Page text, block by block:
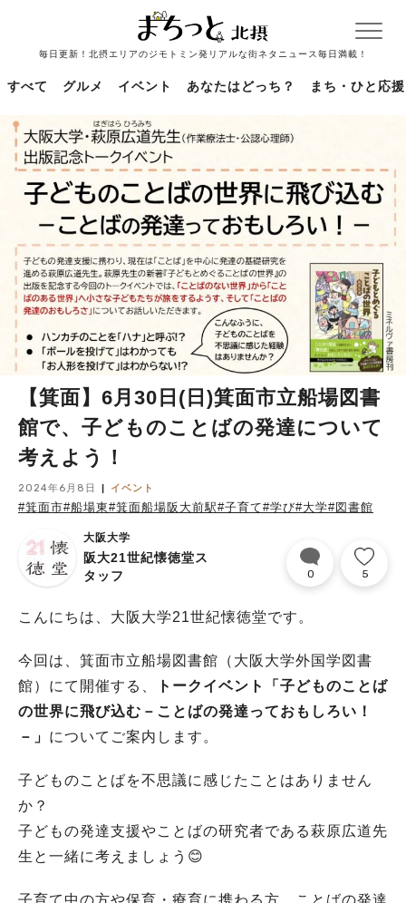
毎日更新！北摂エリアのジモトミン発リアルな街ネタニュース毎日満載！
すべて グルメ イベント あなたはどっち？ まち・ひと応援
【箕面】6月30日(日)箕面市立船場図書
館で、子どものことばの発達について
考えよう！
2024年6月8日 イベント
#箕面市#船場東#箕面船場阪大前駅#子育て#学び#大学#図書館
大阪大学
阪大21世紀懐徳堂ス
タッフ
0 5
こんにちは、大阪大学21世紀懐徳堂です。
今回は、箕面市立船場図書館（大阪大学外国学図書
館）にて開催する、
トークイベント「子どものことば
の世界に飛び込む－ことばの発達っておもしろい！
－」 についてご案内します。
子どものことばを不思議に感じたことはありません
か？
子どもの発達支援やことばの研究者である萩原広道先
生と一緒に考えましょう😊
子育て中の方や保育・療育に携わる方、ことばの発達